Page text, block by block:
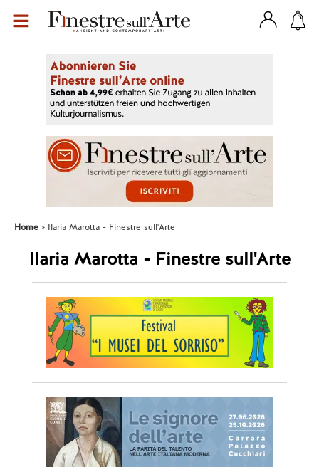
Home Ilaria Marotta - Finestre sull'Arte
Ilaria Marotta - Finestre sull'Arte